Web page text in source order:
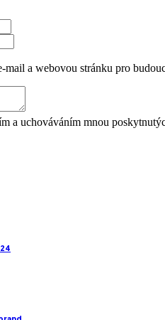
a webovou stránku pro
a uchováváním mnou